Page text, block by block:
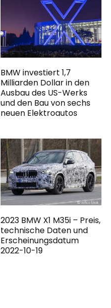
BMW investiert 1,7
Milliarden Dollar in den
Ausbau des US-Werks
und den Bau von sechs
neuen Elektroautos
2023 BMW X1 M35i – Preis,
technische Daten und
Erscheinungsdatum
2022-10-19